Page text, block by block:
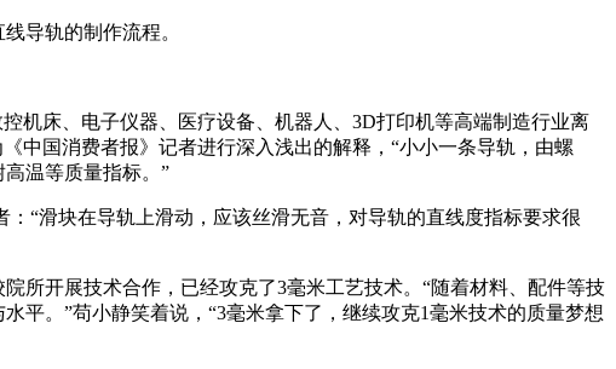
导轨的制作流程。
机床、电子仪器、医疗设备、机器人、3D打印机等高端制造行业离
中国消费者报》记者进行深入浅出的解释，“小小一条导轨，由螺
温等质量指标。”
“滑块在导轨上滑动，应该丝滑无音，对导轨的直线度指标要求很
所开展技术合作，已经攻克了3毫米工艺技术。“随着材料、配件等技
平。”苟小静笑着说，“3毫米拿下了，继续攻克1毫米技术的质量梦想